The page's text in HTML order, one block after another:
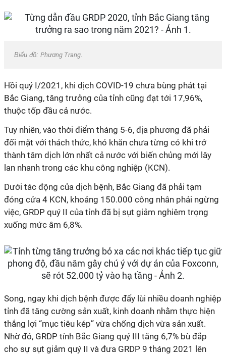
Biểu đồ: Phương Trang.
Hồi quý I/2021, khi dịch COVID-19 chưa bùng phát tại
Bắc Giang, tăng trưởng của tỉnh cũng đạt tới 17,96%,
thuộc tốp đầu cả nước.
Tuy nhiên, vào thời điểm tháng 5-6, địa phương đã phải
đối mặt với thách thức, khó khăn chưa từng có khi trở
thành tâm dịch lớn nhất cả nước với biến chủng mới lây
lan nhanh trong các khu công nghiệp (KCN).
Dưới tác động của dịch bệnh, Bắc Giang đã phải tạm
đóng cửa 4 KCN, khoảng 150.000 công nhân phải ngừng
việc, GRDP quý II của tỉnh đã bị sụt giảm nghiêm trọng
xuống mức âm 6,8%.
Song, ngay khi dịch bệnh được đẩy lùi nhiều doanh nghiệp
tỉnh đã tăng cường sản xuất, kinh doanh nhằm thực hiện
thắng lợi “mục tiêu kép” vừa chống dịch vừa sản xuất.
Nhờ đó, GRDP tỉnh Bắc Giang quý III tăng 6,7% bù đắp
cho sự sụt giảm quý II và đưa GRDP 9 tháng 2021 lên